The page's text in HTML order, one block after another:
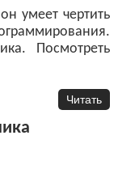
умеет чертить
Посмотреть
Читать